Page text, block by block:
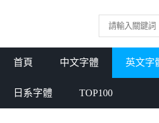
首頁 中文字體 英文字
日系字體 TOP100